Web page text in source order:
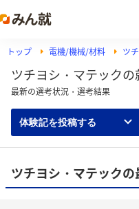
トップ 電機/機械/材料 ツ
ツチヨシ・マテック
最新の選考状況・選考結果
体験記を投稿する
ツチヨシ・マテック